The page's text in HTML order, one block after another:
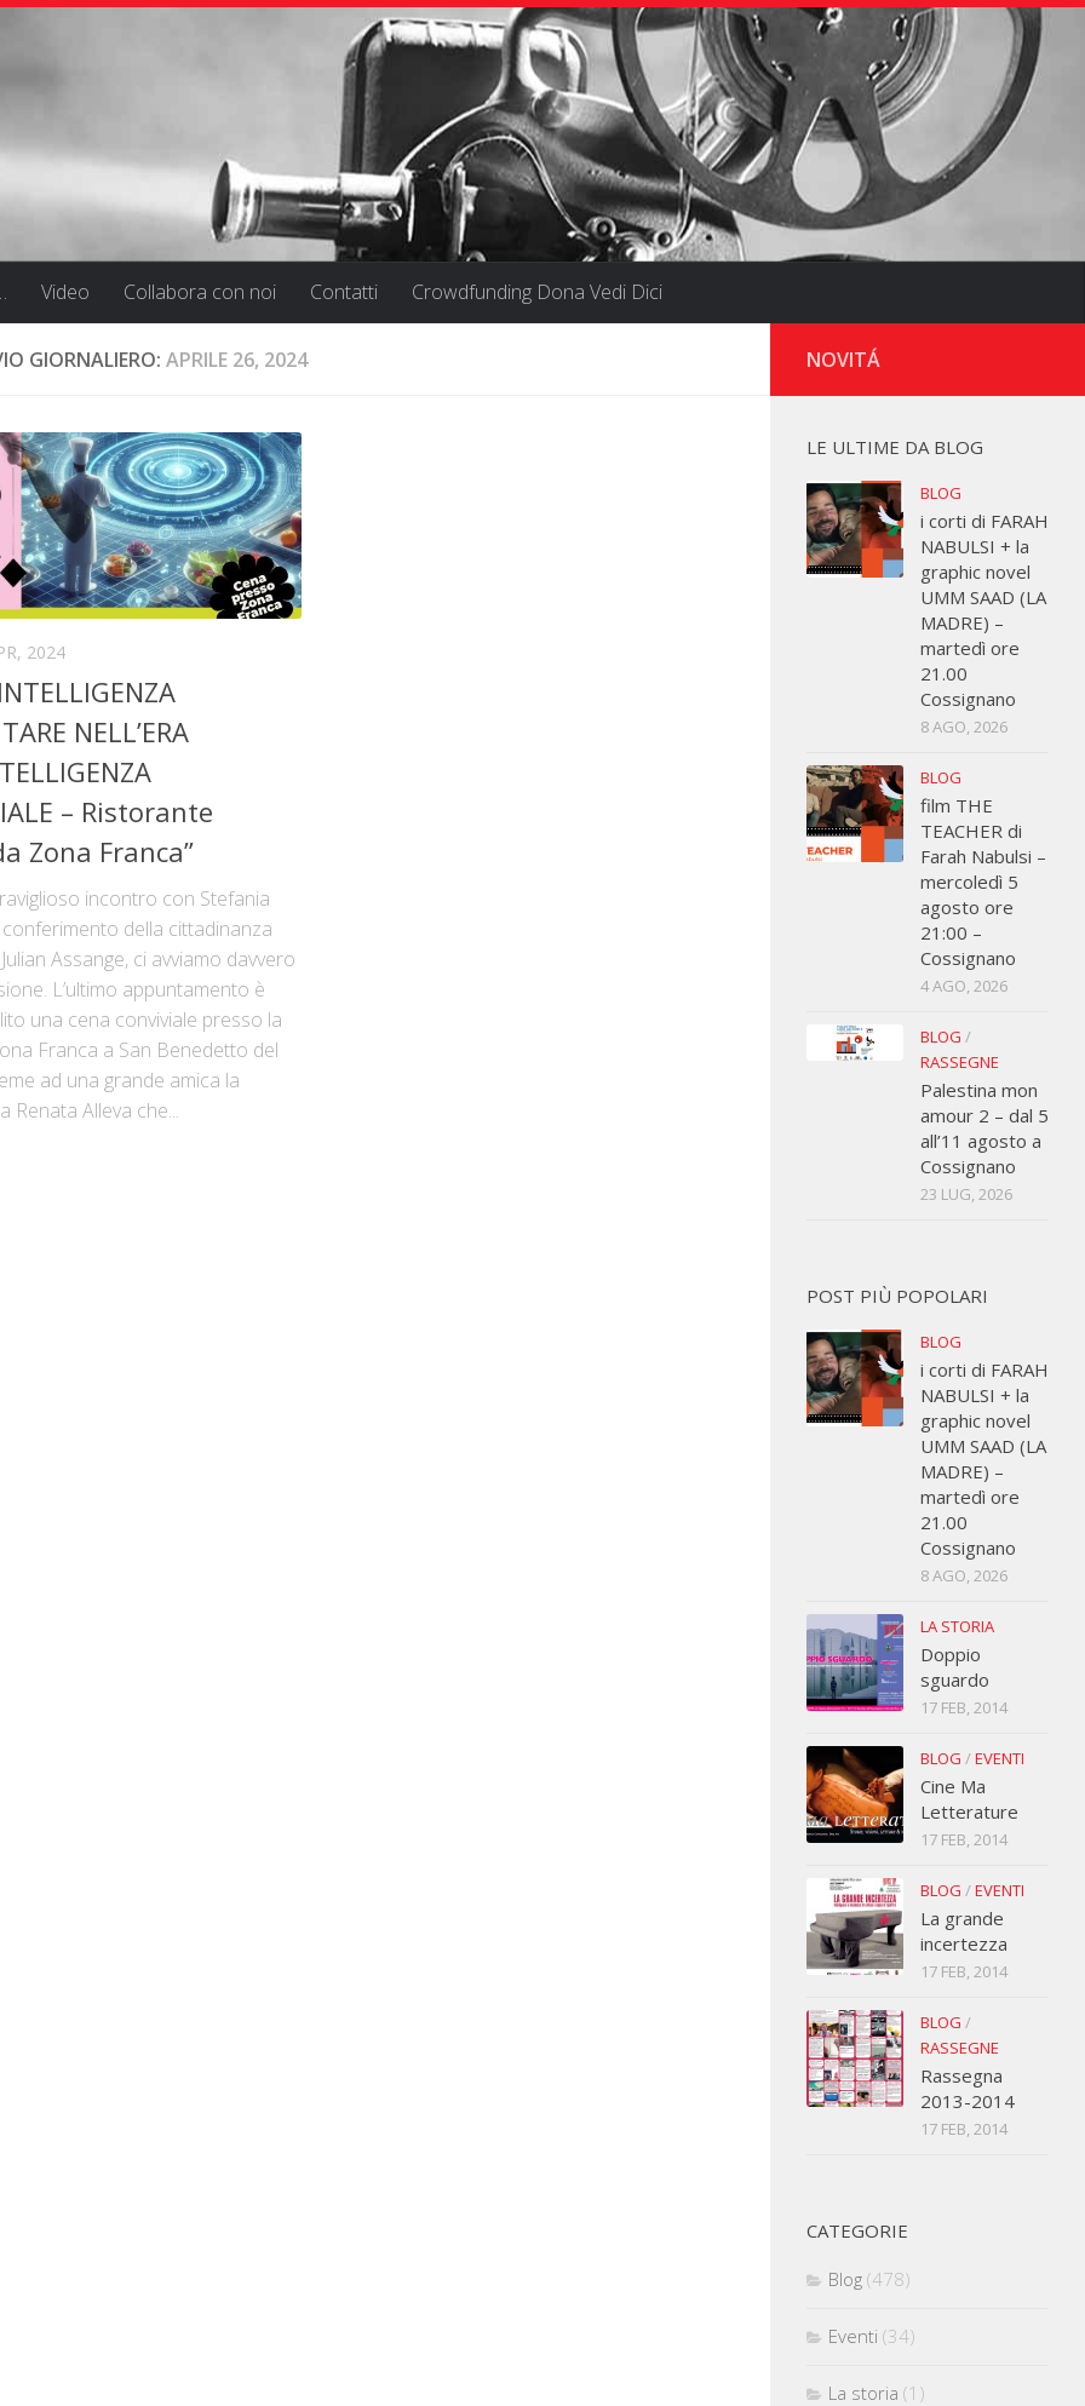
Video Collabora con noi Contatti Crowdfunding Dona Vedi Dici
GIORNALIERO: APRILE 26, 2024
2024
NELL’ERA
– Ristorante
Zona Franca”
incontro con Stefania
della cittadinanza
Assange, ci avviamo davvero
L’ultimo appuntamento è
una cena conviviale presso la
Franca a San Benedetto del
ad una grande amica la
Renata Alleva che...
NOVITÁ
LE ULTIME DA BLOG
BLOG
i corti di FARAH
NABULSI + la
graphic novel
UMM SAAD (LA
MADRE) –
martedì ore
21.00
Cossignano
8 AGO, 2026
BLOG
film THE
TEACHER di
Farah Nabulsi –
mercoledì 5
agosto ore
21:00 –
Cossignano
4 AGO, 2026
BLOG /
RASSEGNE
Palestina mon
amour 2 – dal 5
all’11 agosto a
Cossignano
23 LUG, 2026
POST PIÙ POPOLARI
BLOG
i corti di FARAH
NABULSI + la
graphic novel
UMM SAAD (LA
MADRE) –
martedì ore
21.00
Cossignano
8 AGO, 2026
LA STORIA
Doppio
sguardo
17 FEB, 2014
BLOG /EVENTI
Cine Ma
Letterature
17 FEB, 2014
BLOG /EVENTI
La grande
incertezza
17 FEB, 2014
BLOG /
RASSEGNE
Rassegna
2013-2014
17 FEB, 2014
CATEGORIE
Blog (478)
Eventi (34)
La storia (1)